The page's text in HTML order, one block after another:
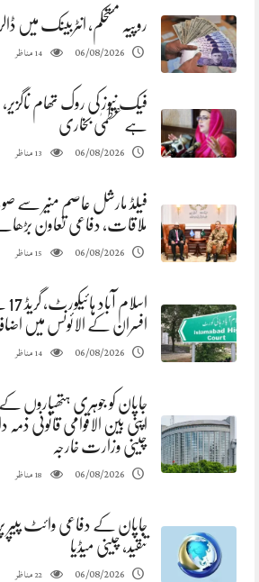
روپیہ مستحکم، انٹربینک میں ڈالر مزید 3 پیسے
06/08/2026
14مناظر
فیک نیوز کی روک تھام
ہے عظمیٰ بخاری
06/08/2026
13مناظر
فیلڈ مارشل عاصم منیر سے
ملاقات، دفاعی تعاون
06/08/2026
15مناظر
افسران کے الائونس میں
06/08/2026
14مناظر
جاپان کو جوہری ہتھیاروں
اپنی بین الاقوامی قانونی ذمہ
چینی وزارت خارجہ
06/08/2026
18مناظر
جاپان کے دفاعی وائٹ پیپر
تنقید، چینی میڈیا
06/08/2026
22مناظر